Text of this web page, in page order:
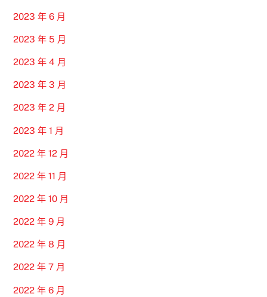
2023 年 6 月
2023 年 5 月
2023 年 4 月
2023 年 3 月
2023 年 2 月
2023 年 1 月
2022 年 12 月
2022 年 11 月
2022 年 10 月
2022 年 9 月
2022 年 8 月
2022 年 7 月
2022 年 6 月